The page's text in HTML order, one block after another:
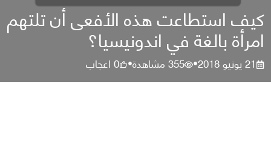
كيف استطاعت هذه الأفعى أن تلتهم
امرأة بالغة في اندونيسيا؟
21 يونيو 2018 •
355مشاهدة•
0اعجاب